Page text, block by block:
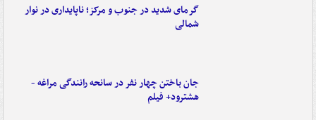
گرمای شدید در جنوب و مرکز؛ ناپایداری در نوار
شمالی
جان باختن چهار نفر در سانحه رانندگی مراغه -
هشترود+ فیلم